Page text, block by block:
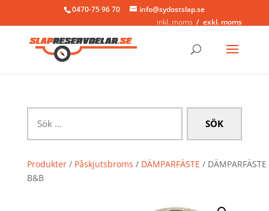
0470-75 96 70
info@sydostslap.se
inkl. moms
exkl. moms
efter:
Produkter/ Påskjutsbroms / DÄMPARFÄSTE / DÄMPARFÄSTE
B&B